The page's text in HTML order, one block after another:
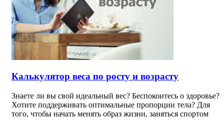
Калькулятор веса по росту и возрасту
Знаете ли вы свой идеальный вес? Беспокоитесь о здоровье?
Хотите поддерживать оптимальные пропорции тела? Для
того, чтобы начать менять образ жизни, заняться спортом